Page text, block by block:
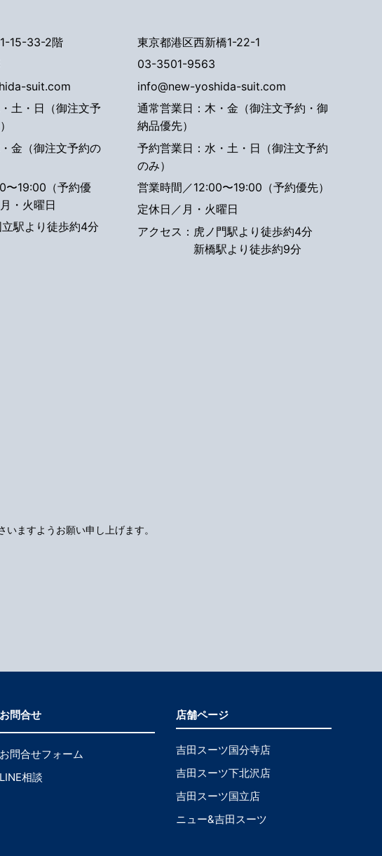
15-33-2階
suit.com
土・日（御注文予
金（御注文予約の
〜19:00（予約優
・火曜日
駅より徒歩約4分
東京都港区西新橋1-22-1
03-3501-9563
info@new-yoshida-suit.com
通常営業日：木・金（御注文予約・御
納品優先）
予約営業日：水・土・日（御注文予約
のみ）
営業時間／12:00〜19:00（予約優先）
定休日／月・火曜日
アクセス： 虎ノ門駅より徒歩約4分
新橋駅より徒歩約9分
ますようお願い申し上げます。
お問合せ
お問合せフォーム
LINE相談
店舗ページ
吉田スーツ国分寺店
吉田スーツ下北沢店
吉田スーツ国立店
ニュー&吉田スーツ